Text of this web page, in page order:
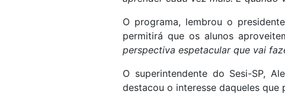
O programa, lembrou o
permitirá que os alunos
perspectiva espetacular que vai
O superintendente do Sesi-SP,
destacou o interesse daqueles